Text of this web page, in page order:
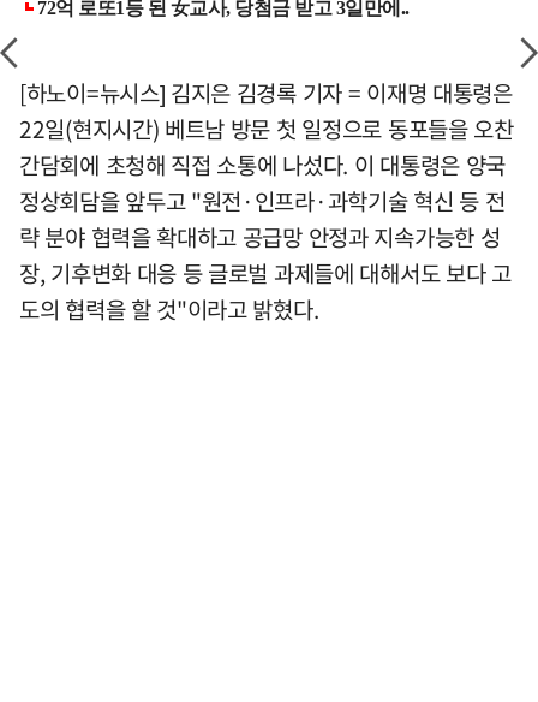
[하노이=뉴시스] 김지은 김경록 기자 = 이재명 대통령은
22일(현지시간) 베트남 방문 첫 일정으로 동포들을 오찬
간담회에 초청해 직접 소통에 나섰다. 이 대통령은 양국
정상회담을 앞두고 "원전·인프라·과학기술 혁신 등 전
략 분야 협력을 확대하고 공급망 안정과 지속가능한 성
장, 기후변화 대응 등 글로벌 과제들에 대해서도 보다 고
도의 협력을 할 것"이라고 밝혔다.